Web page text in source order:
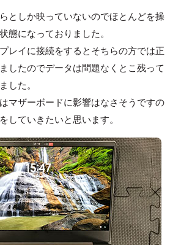
としか映っていないのでほとんどを操
態になっておりました。
レイに接続をするとそちらの方では正
したのでデータは問題なくとこ残って
した。
マザーボードに影響はなさそうですの
していきたいと思います。